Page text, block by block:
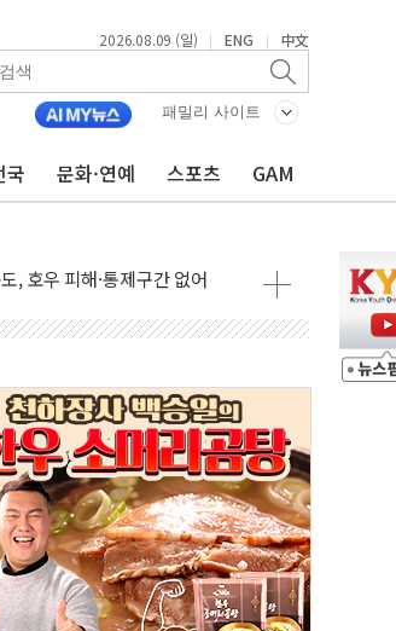
2026.08.09 (일) | ENG | 中文
패밀리 사이트
국 문화·연예 스포츠 GAM
구·지원 '총력'
, 호우 피해·통제구간 없어
표 후보
vs 42.08%
정청래 42.08%
정청래 43.27% 송영길 11.63%
정청래 39.89% 송영길 7.47%